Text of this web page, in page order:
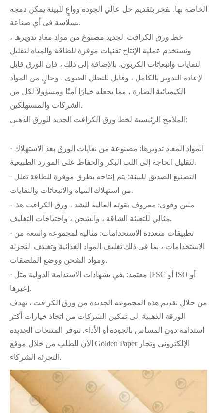
الخاصة بها. نفخر بتقديم حل عالي الجودة وواعٍ للبيئة يمكن دمجه
بسلاسة في أي صناعة.
خط ورق الكرافت الجديد مصنوع من مواد معاد تدويرها ،
وتستخدم عملية الإنتاج تقنيات موفرة للطاقة والمياه لتقليل
النفايات وانبعاثات الكربون. بالإضافة إلى ذلك ، فإن الورق قابل
لإعادة التدوير بالكامل ، وقابل للتحلل الحيوي ، وخالٍ من المواد
الكيميائية الضارة ، مما يجعله خيارًا آمنًا ومسؤولاً لكل من
الشركات والمستهلكين.
الملامح الرئيسية لخط ورق الكرافت الجديد للورق الذهبي:
· المواد المعاد تدويرها: مصنوعة من نفايات الورق بعد الاستهلاك
لتقليل الحاجة إلى اللب البكر والحفاظ على الموارد الطبيعية.
· التصنيع الصديق للبيئة: يتم إنتاجه بطرق موفرة للطاقة تقلل
من استهلاك المياه والانبعاثات والنفايات.
· متين وقوي: معروف بقوته العالية للشد ، ورق الكرافت هذا
مثالي للتعبئة الشاقة ، والشحن ، واحتياجات التغليف.
· تطبيقات متعددة الاستخدامات: مثالية لمجموعة واسعة من
الاستخدامات ، بما في ذلك تغليف المواد الغذائية وتغليف التجزئة
ومواد الشحن ووضع الملصقات.
· معتمد: يفي بشهادات الاستدامة الدولية مثل [FSC أو ISO أو
غيرها].
من خلال تقديم هذه المجموعة الجديدة من ورق الكرافت ، تهدف
الورقة الذهبية إلى تمكين الشركات من اتخاذ خيارات أكثر
استدامة دون المساس بالجودة أو الأداء. تتوفر المنتجات الجديدة
الآن للطلب من خلال موقع Golden Paper الإلكتروني وتجار
التجزئة الشركاء.